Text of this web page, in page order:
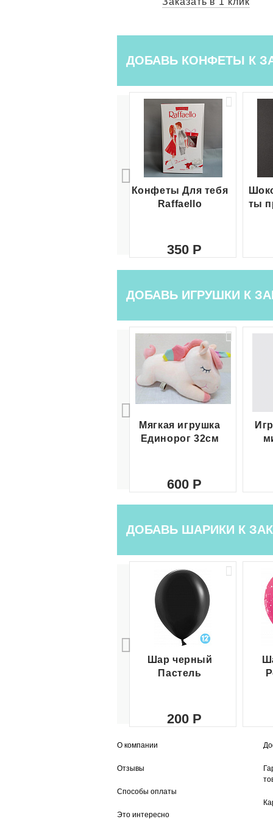
ДОБАВЬ КОНФЕТЫ К
Конфеты Для тебя
Raffaello
350
ты
ДОБАВЬ ИГРУШКИ К
Мягкая игрушка
Единорог 32см
600
ДОБАВЬ ШАРИКИ К
Шар черный
Пастель
200
О компании
Отзывы
Способы оплаты
Это интересно